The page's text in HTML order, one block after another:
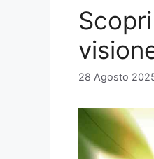
28 Agosto